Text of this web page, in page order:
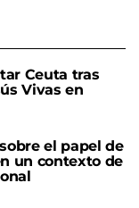
Ceuta tras
Vivas en
el papel de
un contexto de